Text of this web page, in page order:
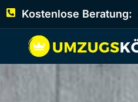
Kostenlose Beratung: